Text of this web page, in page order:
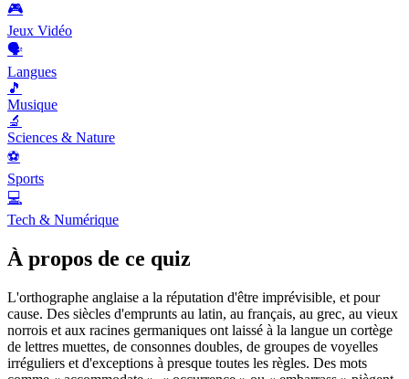
🎮
Jeux Vidéo
🗣️
Langues
🎵
Musique
🔬
Sciences & Nature
⚽
Sports
💻
Tech & Numérique
À propos de ce quiz
L'orthographe anglaise a la réputation d'être imprévisible, et pour
cause. Des siècles d'emprunts au latin, au français, au grec, au vieux
norrois et aux racines germaniques ont laissé à la langue un cortège
de lettres muettes, de consonnes doubles, de groupes de voyelles
irréguliers et d'exceptions à presque toutes les règles. Des mots